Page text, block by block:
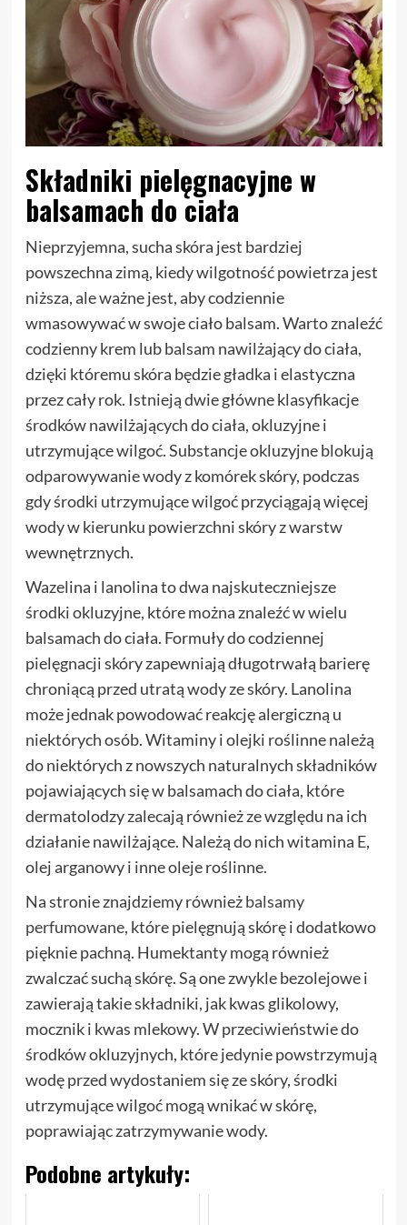
Składniki pielęgnacyjne w
balsamach do ciała
Nieprzyjemna, sucha skóra jest bardziej
powszechna zimą, kiedy wilgotność powietrza jest
niższa, ale ważne jest, aby codziennie
wmasowywać w swoje ciało balsam. Warto znaleźć
codzienny krem lub balsam nawilżający do ciała,
dzięki któremu skóra będzie gładka i elastyczna
przez cały rok. Istnieją dwie główne klasyfikacje
środków nawilżających do ciała, okluzyjne i
utrzymujące wilgoć. Substancje okluzyjne blokują
odparowywanie wody z komórek skóry, podczas
gdy środki utrzymujące wilgoć przyciągają więcej
wody w kierunku powierzchni skóry z warstw
wewnętrznych.
Wazelina i lanolina to dwa najskuteczniejsze
środki okluzyjne, które można znaleźć w wielu
balsamach do ciała. Formuły do codziennej
pielęgnacji skóry zapewniają długotrwałą barierę
chroniącą przed utratą wody ze skóry. Lanolina
może jednak powodować reakcję alergiczną u
niektórych osób. Witaminy i olejki roślinne należą
do niektórych z nowszych naturalnych składników
pojawiających się w balsamach do ciała, które
dermatolodzy zalecają również ze względu na ich
działanie nawilżające. Należą do nich witamina E,
olej arganowy i inne oleje roślinne.
Na stronie znajdziemy równieżbalsamy
perfumowane, które pielęgnują skórę i dodatkowo
pięknie pachną. Humektanty mogą również
zwalczać suchą skórę. Są one zwykle bezolejowe i
zawierają takie składniki, jak kwas glikolowy,
mocznik i kwas mlekowy. W przeciwieństwie do
środków okluzyjnych, które jedynie powstrzymują
wodę przed wydostaniem się ze skóry, środki
utrzymujące wilgoć mogą wnikać w skórę,
poprawiając zatrzymywanie wody.
Podobne artykuły: